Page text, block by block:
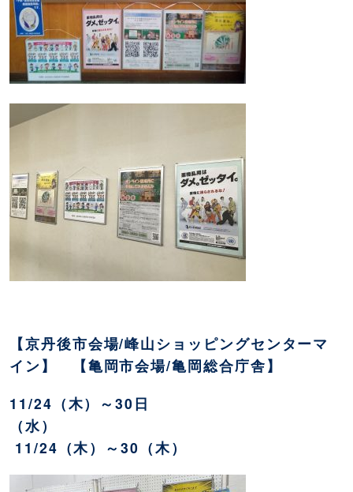
【京丹後市会場/峰山ショッピングセンターマ
イン】 【亀岡市会場/亀岡総合庁舎】
11/24（木）～30日
（水）
11/24（木）～30（木）